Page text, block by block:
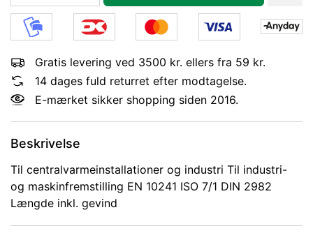
Gratis levering ved 3500 kr. ellers fra 59 kr.
14 dages fuld returret efter modtagelse.
E-mærket sikker shopping siden 2016.
Beskrivelse
Til centralvarmeinstallationer og industri Til industri-
og maskinfremstilling EN 10241 ISO 7/1 DIN 2982
Længde inkl. gevind